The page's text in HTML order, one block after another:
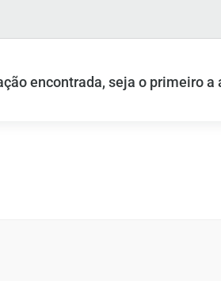
encontrada, seja o primeiro a